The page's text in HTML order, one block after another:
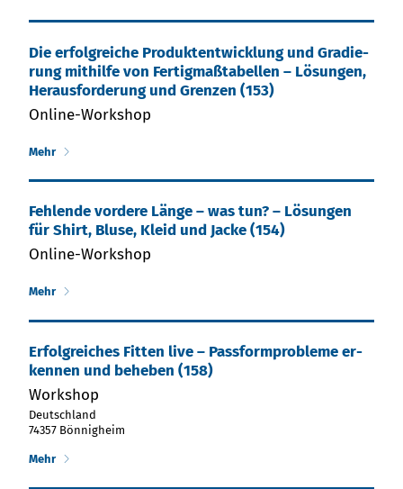
Die er­folg­rei­che Pro­dukt­ent­wick­lung und Gra­die­
rung mit­hil­fe von Fer­tig­maß­ta­bel­len – Lös­un­gen,
He­raus­for­de­rung und Gren­zen (153)
Online-Workshop
Mehr
Fehlende vordere Länge – was tun? – Lösungen
für Shirt, Bluse, Kleid und Jacke (154)
Online-Workshop
Mehr
Er­folg­reiches Fit­ten live – Pass­form­pro­ble­me er­
ken­nen und be­he­ben (158)
Workshop
Deutschland
74357 Bönnigheim
Mehr